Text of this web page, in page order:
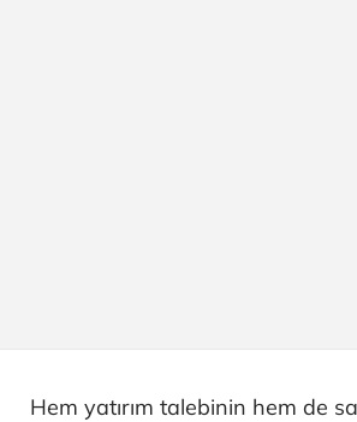
Hem yatırım talebinin hem de